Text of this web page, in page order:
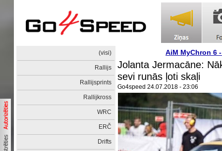
(visi)
Rallijs
Rallijsprints
Rallijkross
WRC
ERČ
Drifts
AiM MyChron 6
Jolanta Jermacāne:
sevi runās ļoti skaļi
Go4speed 24.07.2018 - 23:06